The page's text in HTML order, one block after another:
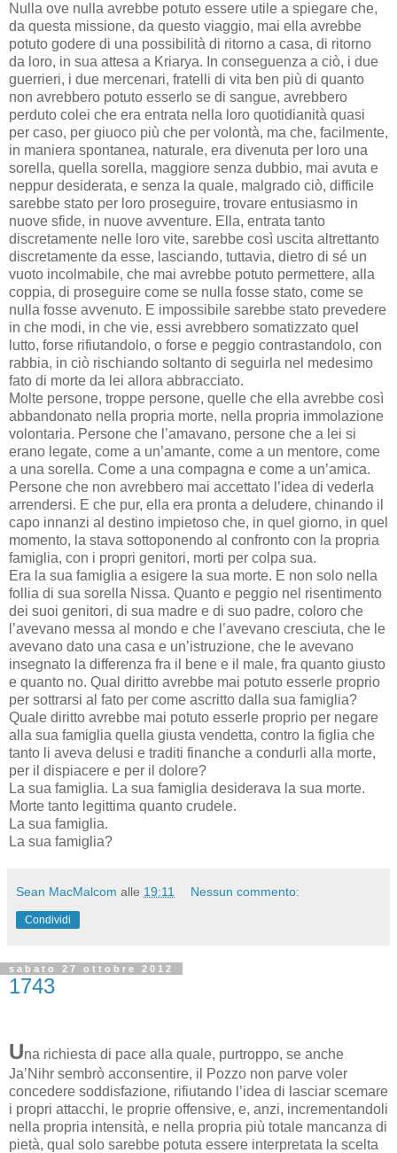
Nulla ove nulla avrebbe potuto essere utile a spiegare che,
da questa missione, da questo viaggio, mai ella avrebbe
potuto godere di una possibilità di ritorno a casa, di ritorno
da loro, in sua attesa a Kriarya. In conseguenza a ciò, i due
guerrieri, i due mercenari, fratelli di vita ben più di quanto
non avrebbero potuto esserlo se di sangue, avrebbero
perduto colei che era entrata nella loro quotidianità quasi
per caso, per giuoco più che per volontà, ma che, facilmente,
in maniera spontanea, naturale, era divenuta per loro una
sorella, quella sorella, maggiore senza dubbio, mai avuta e
neppur desiderata, e senza la quale, malgrado ciò, difficile
sarebbe stato per loro proseguire, trovare entusiasmo in
nuove sfide, in nuove avventure. Ella, entrata tanto
discretamente nelle loro vite, sarebbe così uscita altrettanto
discretamente da esse, lasciando, tuttavia, dietro di sé un
vuoto incolmabile, che mai avrebbe potuto permettere, alla
coppia, di proseguire come se nulla fosse stato, come se
nulla fosse avvenuto. E impossibile sarebbe stato prevedere
in che modi, in che vie, essi avrebbero somatizzato quel
lutto, forse rifiutandolo, o forse e peggio contrastandolo, con
rabbia, in ciò rischiando soltanto di seguirla nel medesimo
fato di morte da lei allora abbracciato.
Molte persone, troppe persone, quelle che ella avrebbe così
abbandonato nella propria morte, nella propria immolazione
volontaria. Persone che l’amavano, persone che a lei si
erano legate, come a un’amante, come a un mentore, come
a una sorella. Come a una compagna e come a un’amica.
Persone che non avrebbero mai accettato l’idea di vederla
arrendersi. E che pur, ella era pronta a deludere, chinando il
capo innanzi al destino impietoso che, in quel giorno, in quel
momento, la stava sottoponendo al confronto con la propria
famiglia, con i propri genitori, morti per colpa sua.
Era la sua famiglia a esigere la sua morte. E non solo nella
follia di sua sorella Nissa. Quanto e peggio nel risentimento
dei suoi genitori, di sua madre e di suo padre, coloro che
l’avevano messa al mondo e che l’avevano cresciuta, che le
avevano dato una casa e un’istruzione, che le avevano
insegnato la differenza fra il bene e il male, fra quanto giusto
e quanto no. Qual diritto avrebbe mai potuto esserle proprio
per sottrarsi al fato per come ascritto dalla sua famiglia?
Quale diritto avrebbe mai potuto esserle proprio per negare
alla sua famiglia quella giusta vendetta, contro la figlia che
tanto li aveva delusi e traditi finanche a condurli alla morte,
per il dispiacere e per il dolore?
La sua famiglia. La sua famiglia desiderava la sua morte.
Morte tanto legittima quanto crudele.
La sua famiglia.
La sua famiglia?
Sean MacMalcom alle 19:11 Nessun commento:
Condividi
sabato 27 ottobre 2012
1743
Una richiesta di pace alla quale, purtroppo, se anche
Ja’Nihr sembrò acconsentire, il Pozzo non parve voler
concedere soddisfazione, rifiutando l’idea di lasciar scemare
i propri attacchi, le proprie offensive, e, anzi, incrementandoli
nella propria intensità, e nella propria più totale mancanza di
pietà, qual solo sarebbe potuta essere interpretata la scelta